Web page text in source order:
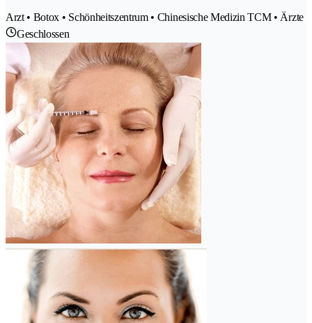
Arzt • Botox • Schönheitszentrum • Chinesische Medizin TCM • Ärzte
Geschlossen